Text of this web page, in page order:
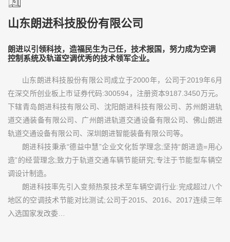
山东朗进科技股份有限公司
朗进以引领科技，造福民生为己任，技术报国，努力成为空调
控制系统及轨道空调优秀的技术领军企业。
山东朗进科技股份有限公司成立于2000年，公司于2019年6月
在深交所创业板上市证券代码:300594，注册资本9187.3450万元。
下辖青岛朗进科技有限公司、沈阳朗进科技有限公司、苏州朗进轨
道交通装备有限公司、广州朗进轨道交通设备有限公司、佛山朗进
轨道交通设备有限公司、深圳朗进智能装备有限公司等。
朗进科技秉承“德益中慧”企业文化哲学理念;坚持“朗进造=用心
造”的经营理念;致力于轨道交通车辆节能研究;专注于节能型车辆空
调设计制造。
朗进科技率先引入变频热泵技术至车辆空调行业:完成超过八个
地区的空调技术节能对比测试;公司于2015、2016、2017连续三年
入选国家发改委…